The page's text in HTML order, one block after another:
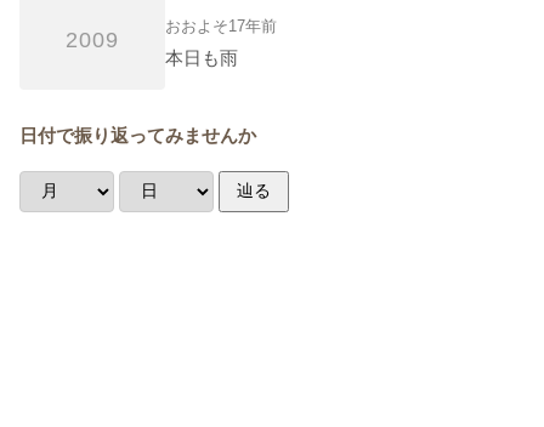
2009
おおよそ17年前
本日も雨
日付で振り返ってみませんか
辿る